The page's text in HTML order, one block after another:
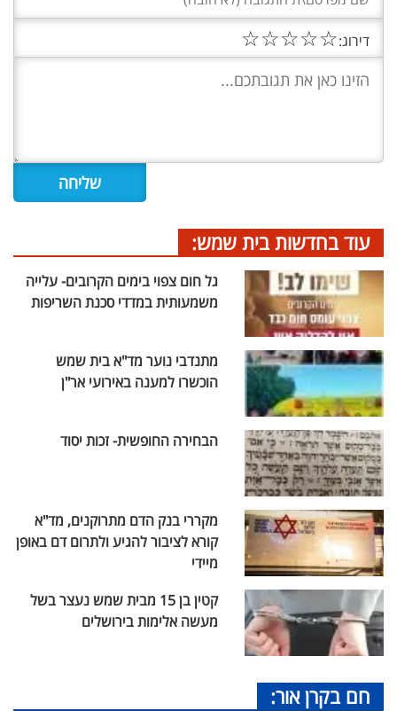
דירוג:☆
☆
☆
☆
☆
עוד בחדשות בית שמש:
גל חום צפוי בימים הקרובים- עלייה
משמעותית במדדי סכנת השריפות
מתנדבי נוער מד"א בית שמש
הוכשרו למענה באירועי אר"ן
הבחירה החופשית- זכות יסוד
מקררי בנק הדם מתרוקנים, מד"א
קורא לציבור להגיע ולתרום דם באופן
מיידי
קטין בן 15 מבית שמש נעצר בשל
מעשה אלימות בירושלים
חם בקרן אור: